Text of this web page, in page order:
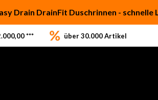
Drain DrainFit Duschrinnen -
*** über 30.000 Artikel